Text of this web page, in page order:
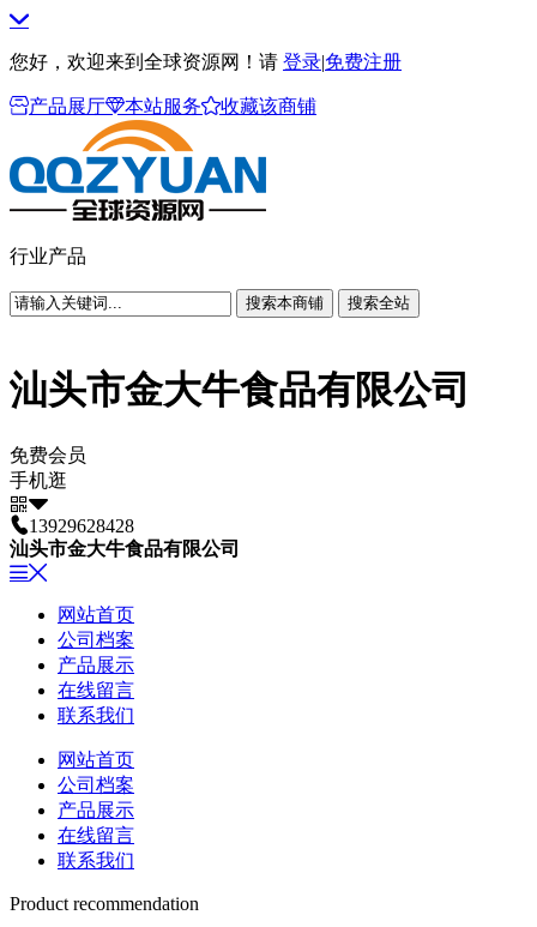
您好，欢迎来到全球资源网！请 登录|免费注册
产品展厅 本站服务 收藏该商铺
行业产品
搜索本商铺 搜索全站
汕头市金大牛食品有限公司
免费会员
手机逛
13929628428
汕头市金大牛食品有限公司
网站首页
公司档案
产品展示
在线留言
联系我们
网站首页
公司档案
产品展示
在线留言
联系我们
Product recommendation